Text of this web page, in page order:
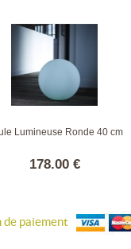
Lumineuse Ronde 40 cm
178.00 €
de paiement